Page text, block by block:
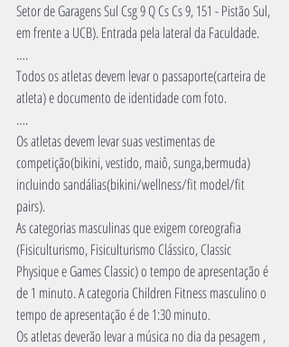
Setor de Garagens Sul Csg 9 Q Cs Cs 9, 151 - Pistão Sul,
em frente a UCB). Entrada pela lateral da Faculdade.
….
Todos os atletas devem levar o passaporte(carteira de
atleta) e documento de identidade com foto.
….
Os atletas devem levar suas vestimentas de
competição(bikini, vestido, maiô, sunga,bermuda)
incluindo sandálias(bikini/wellness/fit model/fit
pairs).
As categorias masculinas que exigem coreografia
(Fisiculturismo, Fisiculturismo Clássico, Classic
Physique e Games Classic) o tempo de apresentação é
de 1 minuto. A categoria Children Fitness masculino o
tempo de apresentação é de 1:30 minuto.
Os atletas deverão levar a música no dia da pesagem ,